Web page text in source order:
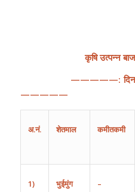
कृषि उत्पन्न
—————:
—————
अ.नं. शेतमाल कमीतकमी
1)
भुईमुंग
–